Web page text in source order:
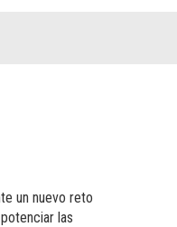
un nuevo reto
las